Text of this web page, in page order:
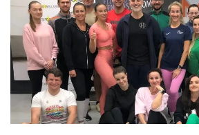
EREPS
Anatomy Trains
Fascia Movement
Dėstytojai
Straipsniai
Anatomy Trains
Fascia Movement
Konvencijos